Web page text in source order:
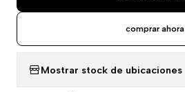
comprar ahora
Mostrar stock de ubicaciones